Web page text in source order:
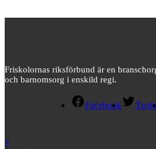
Friskolornas riksförbund är en
och barnomsorg i enskild regi.
Facebook
×